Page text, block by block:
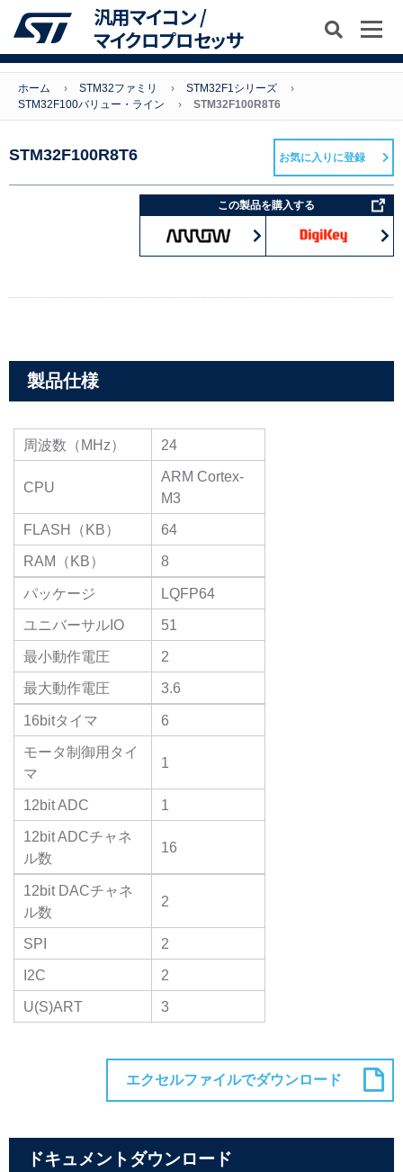
汎用マイコン /
マイクロプロセッサ
ホーム STM32ファミリ
STM32F1シリーズ
STM32F100バリュー・ライン
STM32F100R8T6
STM32F100R8T6
この製品を購入する
お気に入りに登録
製品仕様
周波数（MHz） 24
CPU
ARM Cortex-
M3
FLASH（KB）
64
RAM（KB）
8
パッケージ
LQFP64
ユニバーサルIO
51
最小動作電圧
2
最大動作電圧
3.6
16bitタイマ
6
モータ制御用タイ
マ
1
12bit ADC
1
12bit ADCチャネ
ル数
16
12bit DACチャネ
ル数
2
SPI
2
I2C
2
U(S)ART
3
ドキュメントダウンロード